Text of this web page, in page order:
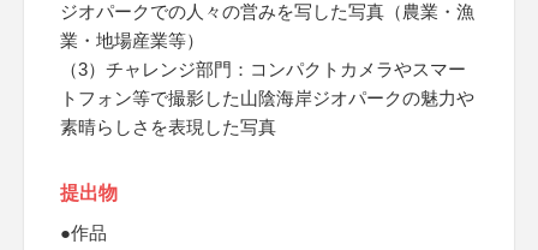
ジオパークでの人々の営みを写した写真（農業・漁
業・地場産業等）
（3）チャレンジ部門：コンパクトカメラやスマー
トフォン等で撮影した山陰海岸ジオパークの魅力や
素晴らしさを表現した写真
提出物
●作品